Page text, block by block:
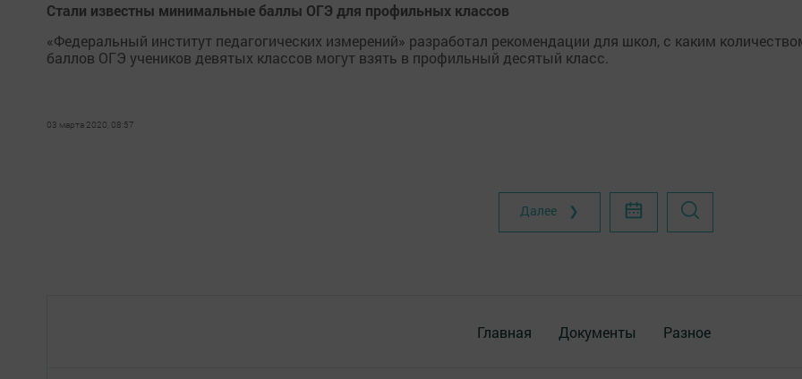
Стали известны минимальные баллы ОГЭ для профильных классов
«Федеральный институт педагогических измерений» разработал рекомендации для школ, с каким
баллов ОГЭ учеников девятых классов могут взять в профильный десятый класс.
03 марта 2020, 08:57
Далее ❯
Главная Документы Разное